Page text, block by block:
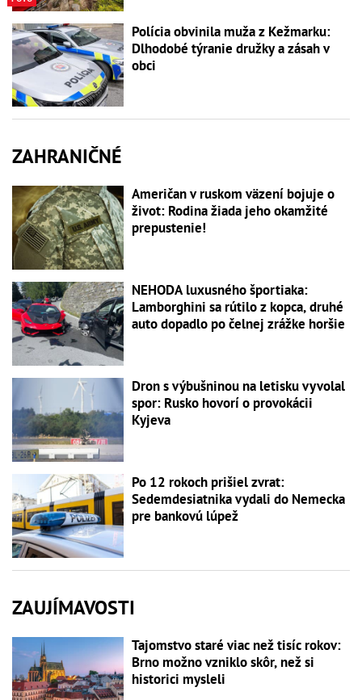
Polícia obvinila muža z Kežmarku:
Dlhodobé týranie družky a zásah v
obci
ZAHRANIČNÉ
Američan v ruskom väzení bojuje o
život: Rodina žiada jeho okamžité
prepustenie!
NEHODA luxusného športiaka:
Lamborghini sa rútilo z kopca, druhé
auto dopadlo po čelnej zrážke horšie
Dron s výbušninou na letisku vyvolal
spor: Rusko hovorí o provokácii
Kyjeva
Po 12 rokoch prišiel zvrat:
Sedemdesiatnika vydali do Nemecka
pre bankovú lúpež
ZAUJÍMAVOSTI
Tajomstvo staré viac než tisíc rokov:
Brno možno vzniklo skôr, než si
historici mysleli